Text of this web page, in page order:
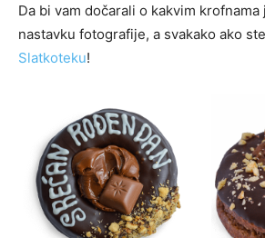
Da bi vam dočarali o kakvim
nastavku fotografije, a svakako ako
Slatkoteku!